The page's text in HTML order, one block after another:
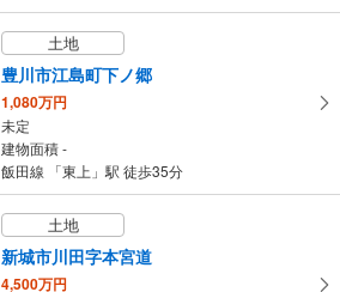
土地
豊川市江島町下ノ郷
1,080万円
未定
建物面積 -
飯田線 「東上」駅 徒歩35分
土地
新城市川田字本宮道
4,500万円